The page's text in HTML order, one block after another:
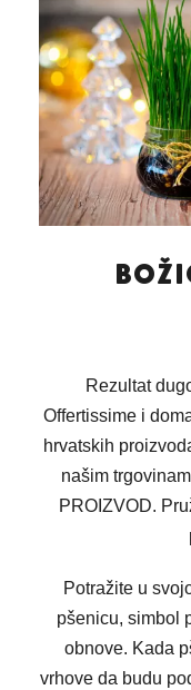
Rezultat
Offertissime i
hrvatskih
našim
PROIZVOD.
Potražite u
pšenicu, simbol
obnove. Kada
vrhove da budu